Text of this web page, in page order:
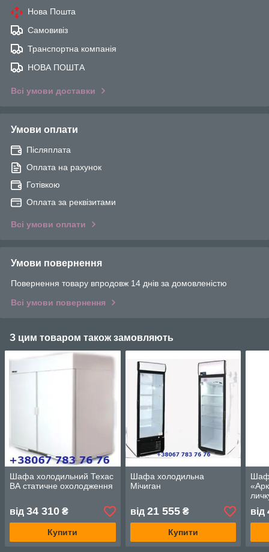
Нова Пошта
Самовивіз
Транспортна компанія
НОВА ПОШТА
Всі умови доставки
Умови оплати
Післяплата
Оплата на рахунок
Готівкою
Оплата за реквізитами
Всі умови оплати
Умови повернення
Повернення товару впродовж 14 днів за домовленістю
Всі умови повернення
З цим товаром також замовляють
Шафа холодильний Техас
ВА статичне охолодження
від 34 310 ₴
Купити
Шафа холодильна
Мічиган
від 21 555₴
Купити
від